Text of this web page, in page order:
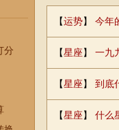
分
【运势】 今年
【星座】 一九
【星座】 到底
【星座】 什么